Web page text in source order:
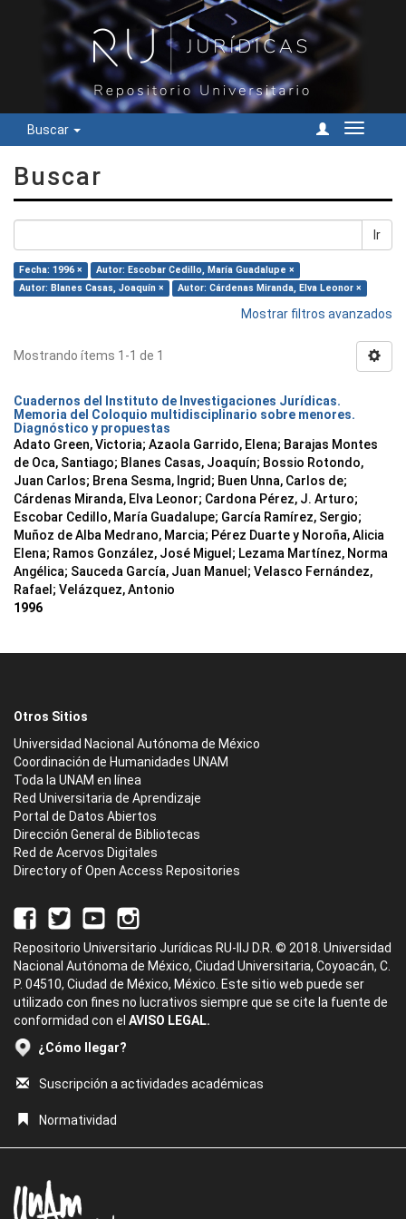
Buscar
Cambiar
Buscar
Ir
Fecha: 1996 ×
Autor: Escobar Cedillo, María Guadalupe ×
Autor: Blanes Casas, Joaquín ×
Autor: Cárdenas Miranda, Elva Leonor ×
Mostrar filtros avanzados
Mostrando ítems 1-1 de 1
Cuadernos del Instituto de Investigaciones Jurídicas.
Memoria del Coloquio multidisciplinario sobre menores.
Diagnóstico y propuestas
Adato Green, Victoria; Azaola Garrido, Elena; Barajas Montes
de Oca, Santiago; Blanes Casas, Joaquín; Bossio Rotondo,
Juan Carlos; Brena Sesma, Ingrid; Buen Unna, Carlos de;
Cárdenas Miranda, Elva Leonor; Cardona Pérez, J. Arturo;
Escobar Cedillo, María Guadalupe; García Ramírez, Sergio;
Muñoz de Alba Medrano, Marcia; Pérez Duarte y Noroña, Alicia
Elena; Ramos González, José Miguel; Lezama Martínez, Norma
Angélica; Sauceda García, Juan Manuel; Velasco Fernández,
Rafael; Velázquez, Antonio
1996
Otros Sitios
Universidad Nacional Autónoma de México
Coordinación de Humanidades UNAM
Toda la UNAM en línea
Red Universitaria de Aprendizaje
Portal de Datos Abiertos
Dirección General de Bibliotecas
Red de Acervos Digitales
Directory of Open Access Repositories
Repositorio Universitario Jurídicas RU-IIJ D.R. © 2018. Universidad
Nacional Autónoma de México, Ciudad Universitaria, Coyoacán, C.
P. 04510, Ciudad de México, México. Este sitio web puede ser
utilizado con fines no lucrativos siempre que se cite la fuente de
conformidad con el AVISO LEGAL.
¿Cómo llegar?
Suscripción a actividades académicas
Normatividad